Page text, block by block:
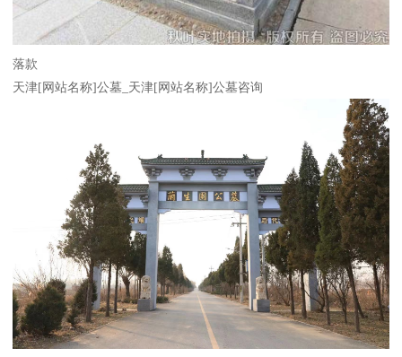
落款
天津[网站名称]公墓_天津[网站名称]公墓咨询